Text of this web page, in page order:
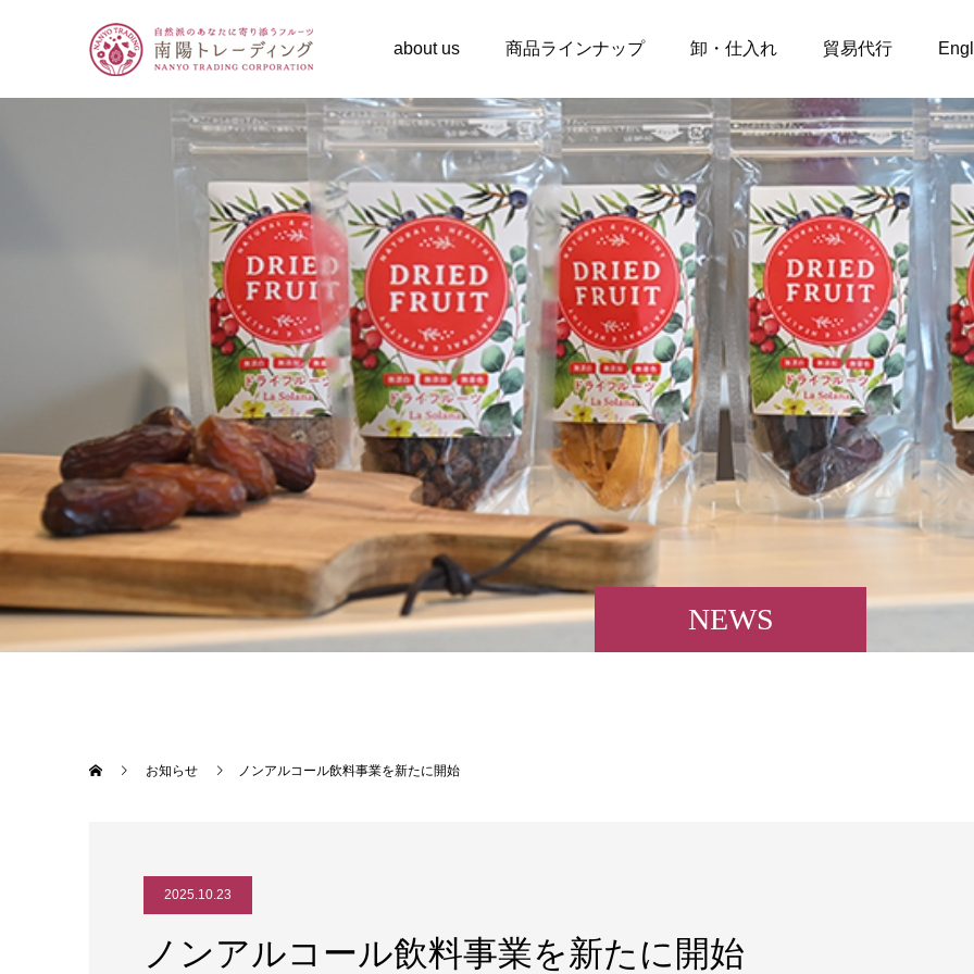
about us 商品ラインナップ 卸・仕入れ 貿易代行
NEWS
お知らせ ノンアルコール飲料事業を新たに開始
2025.10.23
ノンアルコール飲料事業を新たに開始